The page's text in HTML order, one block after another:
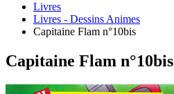
Livres
Livres - Dessins Animes
Capitaine Flam n°10bis
Capitaine Flam n°10bis